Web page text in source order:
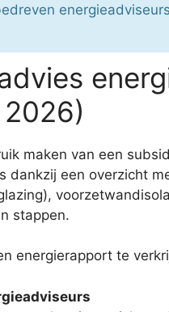
maken van een
dankzij een overzicht
stappen.
energierapport te